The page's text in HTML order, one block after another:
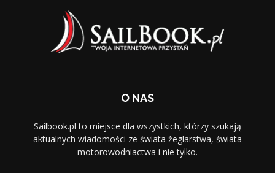
O NAS
Sailbook.pl to miejsce dla wszystkich, którzy szukają
aktualnych wiadomości ze świata żeglarstwa, świata
motorowodniactwa i nie tylko.